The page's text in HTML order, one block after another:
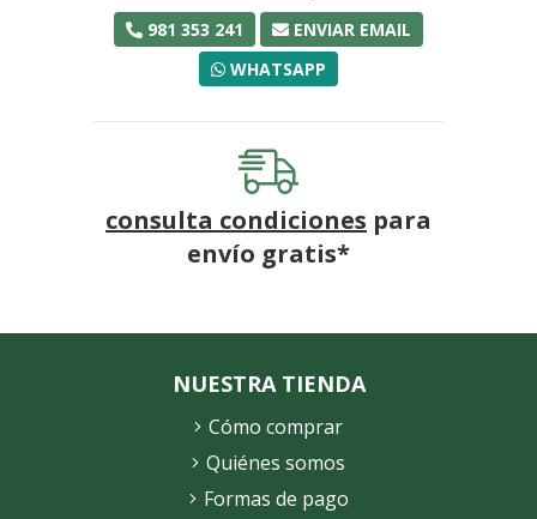
981 353 241
ENVIAR EMAIL
WHATSAPP
consulta condiciones para
envío gratis*
NUESTRA TIENDA
Cómo comprar
Quiénes somos
Formas de pago